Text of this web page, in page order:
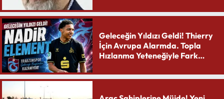
Geleceğin Yıldızı Geldi! Thierry
İçin Avrupa Alarmda. Topla
Hızlanma Yeteneğiyle Fark